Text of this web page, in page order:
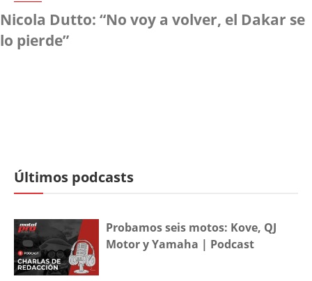
Nicola Dutto: “No voy a volver, el Dakar se
lo pierde”
Últimos podcasts
Probamos seis motos: Kove, QJ
Motor y Yamaha | Podcast